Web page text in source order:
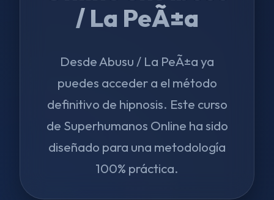
/ La PeÃ±a
Desde Abusu / La PeÃ±a ya
puedes acceder a el método
definitivo de hipnosis. Este curso
de Superhumanos Online ha sido
diseñado para una metodología
100% práctica.